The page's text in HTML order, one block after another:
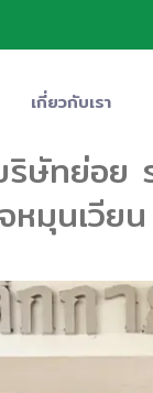
เกี่ยวกับเรา
ษัทย่อ
หมุนเวี